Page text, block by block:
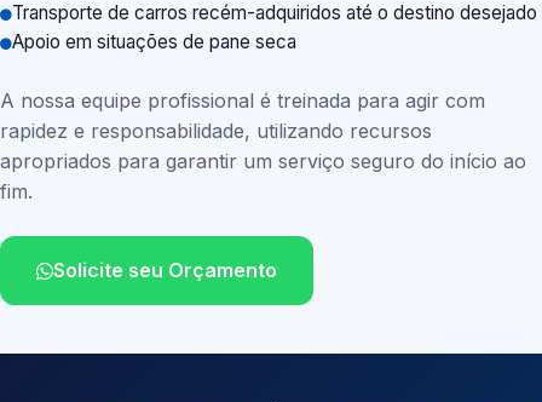
Transporte de carros recém-adquiridos até o destino desejado
Apoio em situações de pane seca
A nossa equipe profissional é treinada para agir com
rapidez e responsabilidade, utilizando recursos
apropriados para garantir um serviço seguro do início ao
fim.
Solicite seu Orçamento